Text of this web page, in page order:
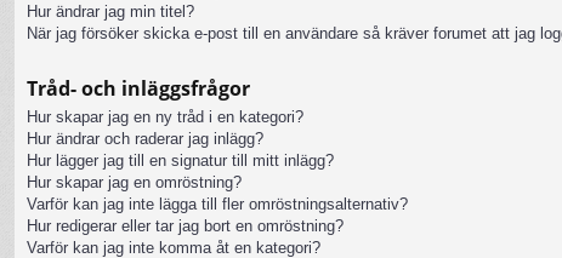
Hur ändrar jag min titel?
När jag försöker skicka e-post till en användare så kräver forumet att jag
Tråd- och inläggsfrågor
Hur skapar jag en ny tråd i en kategori?
Hur ändrar och raderar jag inlägg?
Hur lägger jag till en signatur till mitt inlägg?
Hur skapar jag en omröstning?
Varför kan jag inte lägga till fler omröstningsalternativ?
Hur redigerar eller tar jag bort en omröstning?
Varför kan jag inte komma åt en kategori?